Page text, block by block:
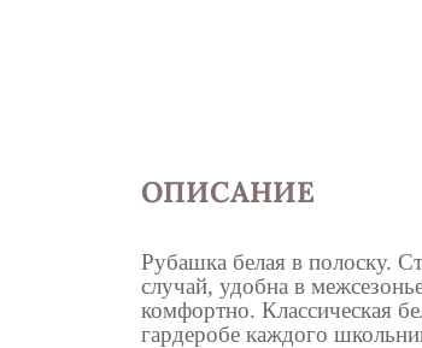
ОПИСАНИЕ
Рубашка белая в полоску.
случай, удобна в
комфортно. Классическая
гардеробе каждого